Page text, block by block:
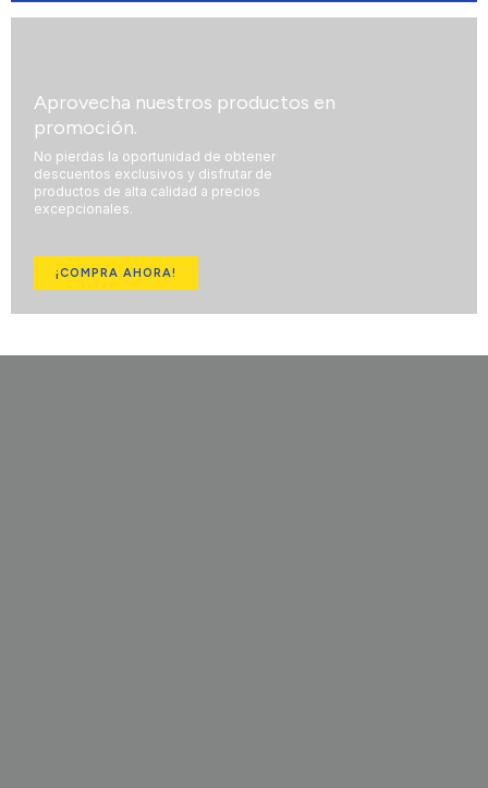
Aprovecha nuestros productos en
promoción.
No pierdas la oportunidad de obtener
descuentos exclusivos y disfrutar de
productos de alta calidad a precios
excepcionales.
¡COMPRA AHORA!